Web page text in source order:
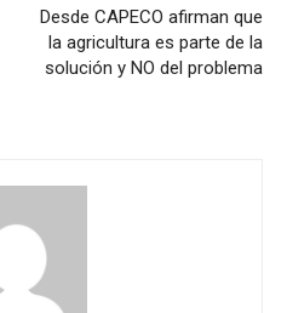
Desde CAPECO afirman que
la agricultura es parte de la
solución y NO del problema